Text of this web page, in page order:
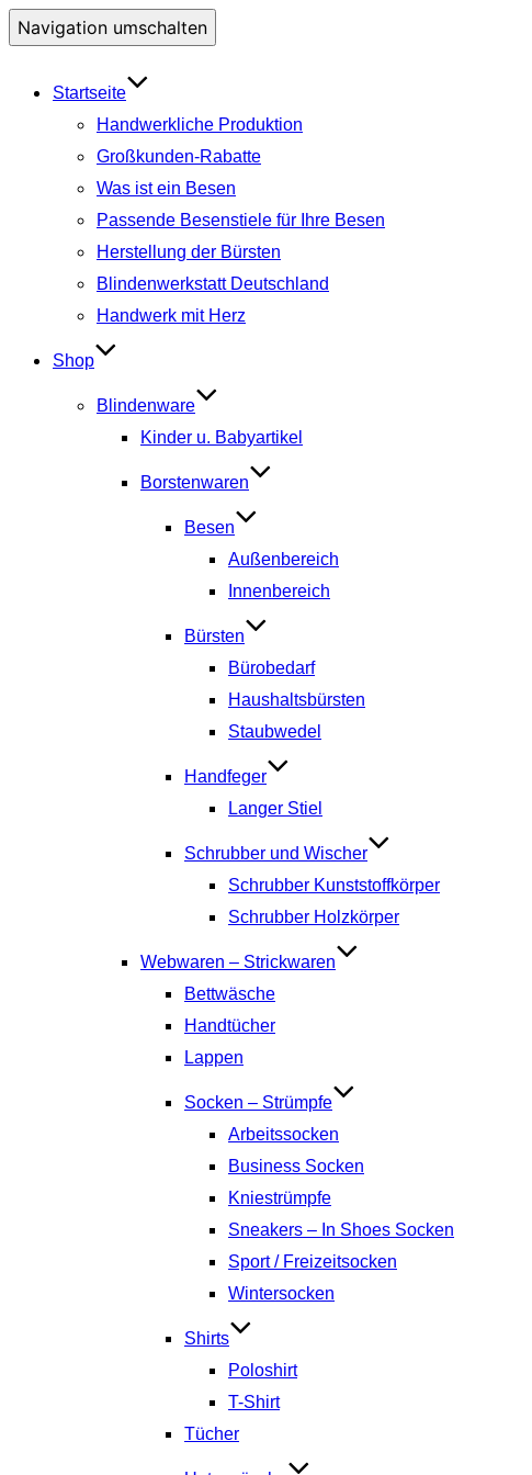
Navigation umschalten
Startseite
Handwerkliche Produktion
Großkunden-Rabatte
Was ist ein Besen
Passende Besenstiele für Ihre Besen
Herstellung der Bürsten
Blindenwerkstatt Deutschland
Handwerk mit Herz
Shop
Blindenware
Kinder u. Babyartikel
Borstenwaren
Besen
Außenbereich
Innenbereich
Bürsten
Bürobedarf
Haushaltsbürsten
Staubwedel
Handfeger
Langer Stiel
Schrubber und Wischer
Schrubber Kunststoffkörper
Schrubber Holzkörper
Webwaren – Strickwaren
Bettwäsche
Handtücher
Lappen
Socken – Strümpfe
Arbeitssocken
Business Socken
Kniestrümpfe
Sneakers – In Shoes Socken
Sport / Freizeitsocken
Wintersocken
Shirts
Poloshirt
T-Shirt
Tücher